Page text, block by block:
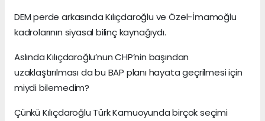
DEM perde arkasında Kılıçdaroğlu ve Özel-İmamoğlu
kadrolarının siyasal bilinç kaynağıydı.
Aslında Kılıçdaroğlu’nun CHP’nin başından
uzaklaştırılması da bu BAP planı hayata geçrilmesi için
miydi bilemedim?
Çünkü Kılıçdaroğlu Türk Kamuoyunda birçok seçimi